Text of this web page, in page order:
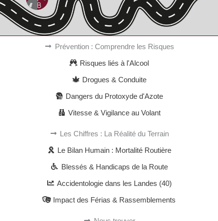
Prévention : Comprendre les Risques
Risques liés à l'Alcool
Drogues & Conduite
Dangers du Protoxyde d'Azote
Vitesse & Vigilance au Volant
Les Chiffres : La Réalité du Terrain
Le Bilan Humain : Mortalité Routière
Blessés & Handicaps de la Route
Accidentologie dans les Landes (40)
Impact des Férias & Rassemblements